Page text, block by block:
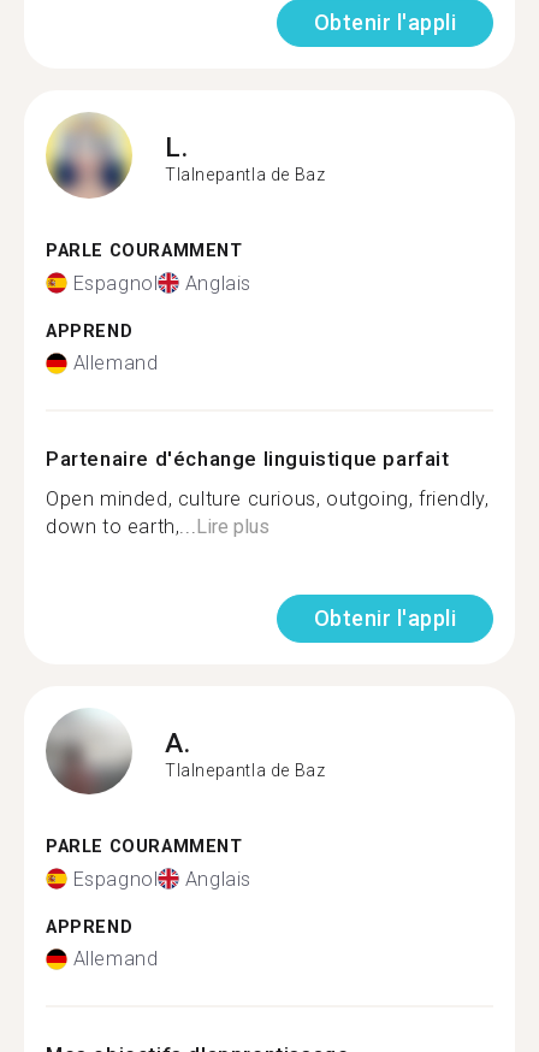
Obtenir l'appli
L.
Tlalnepantla de Baz
PARLE COURAMMENT
Espagnol Anglais
APPREND
Allemand
Partenaire d'échange linguistique parfait
Open minded, culture curious, outgoing, friendly,
down to earth,...Lire plus
Obtenir l'appli
A.
Tlalnepantla de Baz
PARLE COURAMMENT
Espagnol Anglais
APPREND
Allemand